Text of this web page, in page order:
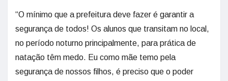
“O mínimo que a prefeitura deve fazer é garantir a
segurança de todos! Os alunos que transitam no local,
no período noturno principalmente, para prática de
natação têm medo. Eu como mãe temo pela
segurança de nossos filhos, é preciso que o poder